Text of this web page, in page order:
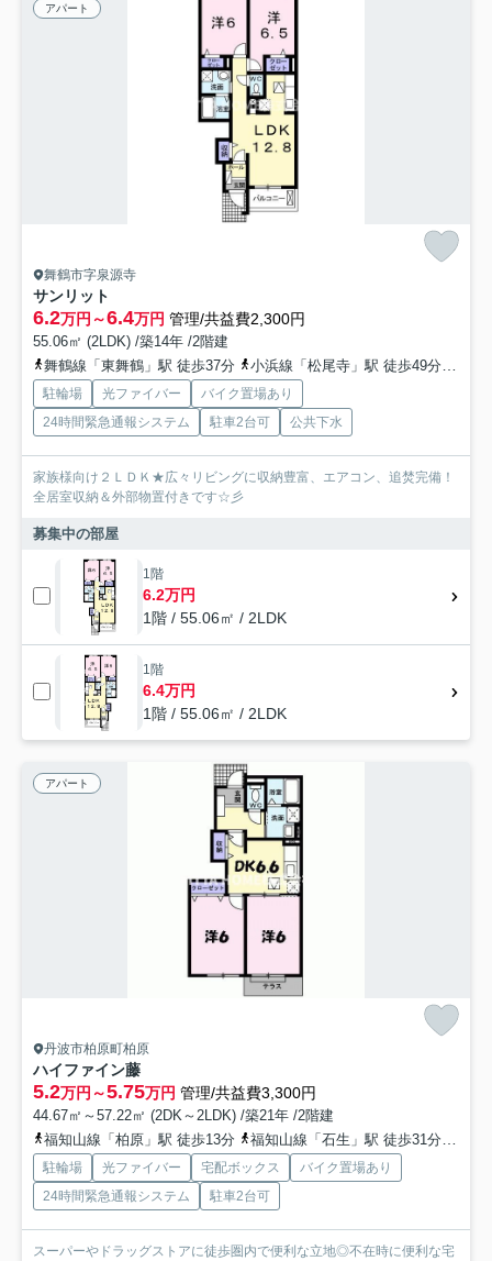
アパート
舞鶴市字泉源寺
サンリット
6.2万円～6.4万円 管理/共益費2,300円
55.06㎡ (2LDK) /築14年 /2階建
舞鶴線「東舞鶴」駅 徒歩37分
小浜線「松尾寺」駅 徒歩49分
駐輪場 光ファイバー
バイク置場あり
24時間緊急通報システム
駐車2台可 公共下水
家族様向け２ＬＤＫ★広々リビングに収納豊富、エアコン、追焚完備！
全居室収納＆外部物置付きです☆彡
募集中の部屋
1階
6.2万円
1階 / 55.06㎡ / 2LDK
1階
6.4万円
1階 / 55.06㎡ / 2LDK
アパート
丹波市柏原町柏原
ハイファイン藤
5.2万円～5.75万円 管理/共益費3,300円
44.67㎡～57.22㎡ (2DK～2LDK) /築21年 /2階建
福知山線「柏原」駅 徒歩13分
福知山線「石生」駅 徒歩31分車5分 2.0km
駐輪場 光ファイバー 宅配ボックス
バイク置場あり
24時間緊急通報システム
駐車2台可
スーパーやドラッグストアに徒歩圏内で便利な立地◎不在時に便利な宅